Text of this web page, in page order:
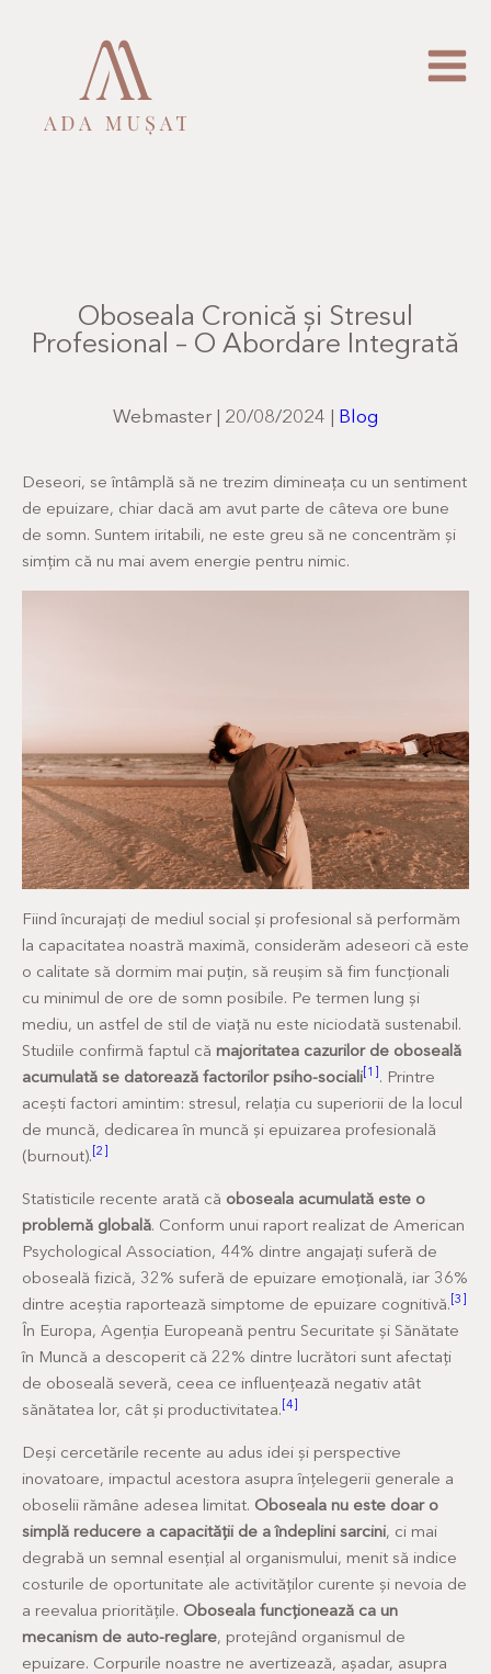
Oboseala Cronică și Stresul
Profesional – O Abordare Integrată
Webmaster| 20/08/2024 | Blog
Deseori, se întâmplă să ne trezim dimineața cu un sentiment
de epuizare, chiar dacă am avut parte de câteva ore bune
de somn. Suntem iritabili, ne este greu să ne concentrăm și
simțim că nu mai avem energie pentru nimic.
Fiind încurajați de mediul social și profesional să performăm
la capacitatea noastră maximă, considerăm adeseori că este
o calitate să dormim mai puțin, să reușim să fim funcționali
cu minimul de ore de somn posibile. Pe termen lung și
mediu, un astfel de stil de viață nu este niciodată sustenabil.
Studiile confirmă faptul că majoritatea cazurilor de oboseală
acumulată se datorează factorilor psiho-sociali[1] . Printre
acești factori amintim: stresul, relația cu superiorii de la locul
de muncă, dedicarea în muncă și epuizarea profesională
(burnout). [2]
Statisticile recente arată că oboseala acumulată este o
problemă globală. Conform unui raport realizat de American
Psychological Association, 44% dintre angajați suferă de
oboseală fizică, 32% suferă de epuizare emoțională, iar 36%
dintre aceștia raportează simptome de epuizare cognitivă. [3]
În Europa, Agenția Europeană pentru Securitate și Sănătate
în Muncă a descoperit că 22% dintre lucrători sunt afectați
de oboseală severă, ceea ce influențează negativ atât
sănătatea lor, cât și productivitatea. [4]
Deși cercetările recente au adus idei și perspective
inovatoare, impactul acestora asupra înțelegerii generale a
oboselii rămâne adesea limitat. Oboseala nu este doar o
simplă reducere a capacității de a îndeplini sarcini, ci mai
degrabă un semnal esențial al organismului, menit să indice
costurile de oportunitate ale activităților curente și nevoia de
a reevalua prioritățile. Oboseala funcționează ca un
mecanism de auto-reglare, protejând organismul de
epuizare. Corpurile noastre ne avertizează, așadar, asupra